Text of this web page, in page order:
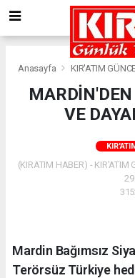
Anasayfa KIR'ATIM
VE
(KIRATIM HABER) -
Mardin Bağımsız
Terörsüz Türkiye